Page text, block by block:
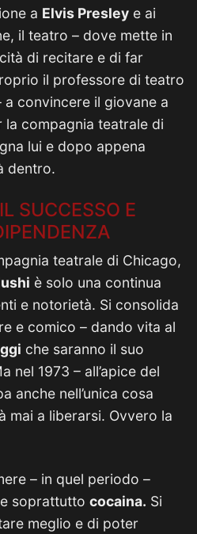
a Elvis Presley e ai
il teatro – dove mette in
di recitare e di far
il professore di teatro
a convincere il giovane a
compagnia teatrale di
lui e dopo appena
dentro.
SUCCESSO E
teatrale di Chicago,
è solo una continua
e notorietà. Si consolida
e comico – dando vita al
che saranno il suo
nel 1973 – all’apice del
anche nell’unica cosa
mai a liberarsi. Ovvero la
– in quel periodo –
soprattutto cocaina. Si
meglio e di poter